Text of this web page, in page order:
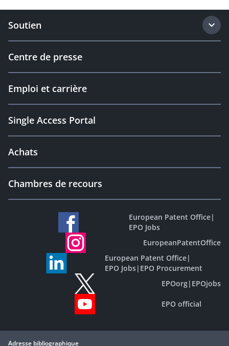
Soutien
Centre de presse
Emploi et carrière
Single Access Portal
Achats
Chambres de recours
European Patent Office|
EPO Jobs
EuropeanPatentOffice
European Patent Office|
EPO Jobs| EPO Procurement
EPOorg| EPOjobs
EPO official
Adresse bibliographique